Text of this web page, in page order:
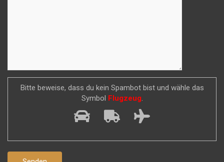
Bitte beweise, dass du kein Spambot bist und wähle das
Symbol
Flugzeug.